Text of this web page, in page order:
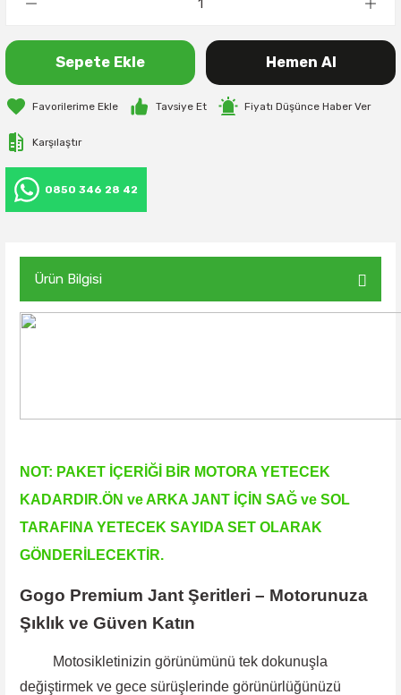
Sepete Ekle Hemen Al
Tavsiye Et Fiyatı Düşünce Haber Ver
Karşılaştır
0850 346 28 42
Ürün Bilgisi
NOT: PAKET İÇERİĞİ BİR MOTORA YETECEK
KADARDIR.ÖN ve ARKA JANT İÇİN SAĞ ve SOL
TARAFINA YETECEK SAYIDA SET OLARAK
GÖNDERİLECEKTİR.
Gogo Premium Jant Şeritleri – Motorunuza
Şıklık ve Güven Katın
Motosikletinizin görünümünü tek dokunuşla
değiştirmek ve gece sürüşlerinde görünürlüğünüzü